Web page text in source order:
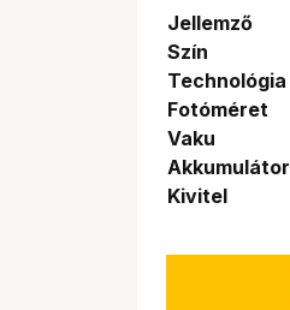
Jellemző
Szín
Technológia
Fotóméret
Vaku
Akkumulátor
Kivitel